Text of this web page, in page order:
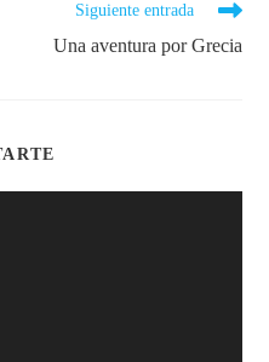
Siguiente entrada
Una aventura por Grecia